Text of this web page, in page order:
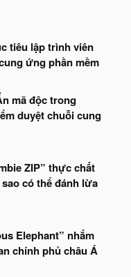
tiêu lập trình viên
ứng phần mềm
mã độc trong
duyệt chuỗi cung
ZIP” thực chất
có thể đánh lừa
Elephant” nhắm
chính phủ châu Á